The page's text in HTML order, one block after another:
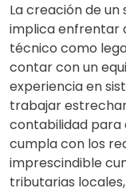
La creación de
implica enfrentar
técnico como
contar con un
experiencia en
trabajar
contabilidad para
cumpla con los
imprescindible
tributarias